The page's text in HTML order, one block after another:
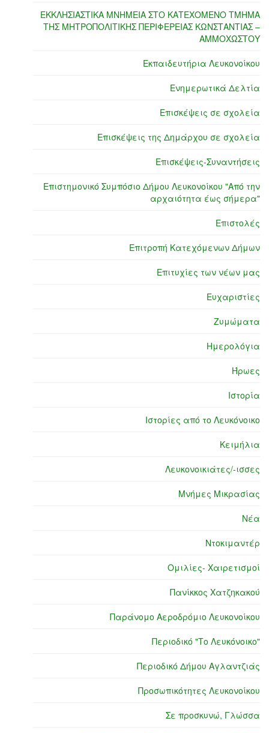
ΕΚΚΛΗΣΙΑΣΤΙΚΑ ΜΝΗΜΕΙΑ ΣΤΟ ΚΑΤΕΧΟΜΕΝΟ ΤΜΗΜΑ
ΤΗΣ ΜΗΤΡΟΠΟΛΙΤΙΚΗΣ ΠΕΡΙΦΕΡΕΙΑΣ ΚΩΝΣΤΑΝΤΙΑΣ –
ΑΜΜΟΧΩΣΤΟΥ
Εκπαιδευτήρια Λευκονοίκου
Ενημερωτικά Δελτία
Επισκέψεις σε σχολεία
Επισκέψεις της Δημάρχου σε σχολεία
Επισκέψεις-Συναντήσεις
Επιστημονικό Συμπόσιο Δήμου Λευκονοίκου "Από την
αρχαιότητα έως σήμερα"
Επιστολές
Επιτροπή Κατεχόμενων Δήμων
Επιτυχίες των νέων μας
Ευχαριστίες
Ζυμώματα
Ημερολόγια
Ήρωες
Ιστορία
Ιστορίες από το Λευκόνοικο
Κειμήλια
Λευκονοικιάτες/-ισσες
Μνήμες Μικρασίας
Νέα
Ντοκιμαντέρ
Ομιλίες- Χαιρετισμοί
Πανίκκος Χατζηκακού
Παράνομο Αεροδρόμιο Λευκονοίκου
Περιοδικό "Το Λευκόνοικο"
Περιοδικό Δήμου Αγλαντζιάς
Προσωπικότητες Λευκονοίκου
Σε προσκυνώ, Γλώσσα